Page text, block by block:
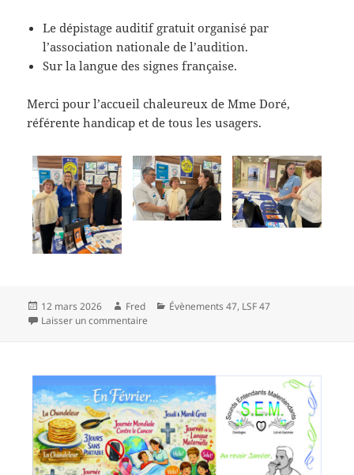
Le dépistage auditif gratuit organisé par
l’association nationale de l’audition.
Sur la langue des signes française.
Merci pour l’accueil chaleureux de Mme Doré,
référente handicap et de tous les usagers.
Publié
le
12 mars 2026 Auteur
Fred Catégories
Évènements 47, LSF 47
Laisser un commentaire